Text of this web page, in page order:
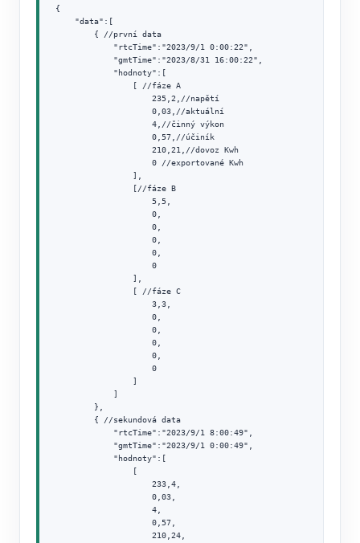
{
    "data":[
        { //první data
            "rtcTime":"2023/9/1 0:00:22",
            "gmtTime":"2023/8/31 16:00:22",
            "hodnoty":[
                [ //fáze A
                    235,2,//napětí
                    0,03,//aktuální
                    4,//činný výkon
                    0,57,//účiník
                    210,21,//dovoz Kwh
                    0 //exportované Kwh
                ],
                [//fáze B
                    5,5,
                    0,
                    0,
                    0,
                    0,
                    0
                ],
                [ //fáze C
                    3,3,
                    0,
                    0,
                    0,
                    0,
                    0
        },
        { //sekundová data
            "rtcTime":"2023/9/1 8:00:49",
            "gmtTime":"2023/9/1 0:00:49",
            "hodnoty":[
                    233,4,
                    0,03,
                    4,
                    0,57,
                    210,24,